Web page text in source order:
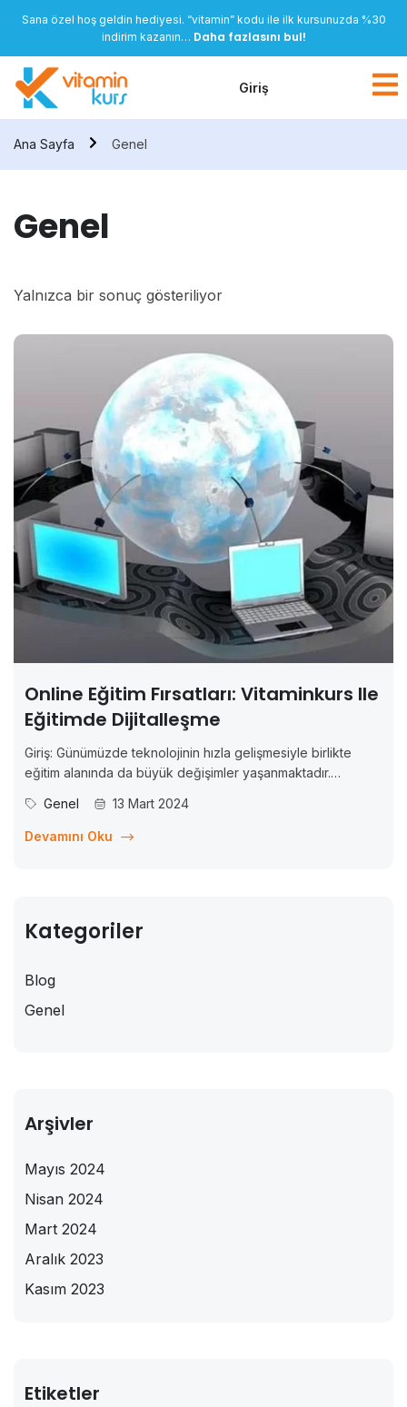
Sana özel hoş geldin hediyesi. “vitamin” kodu ile ilk kursunuzda %30
indirim kazanın… Daha fazlasını bul!
Giriş
Ana Sayfa Genel
Genel
Yalnızca bir sonuç gösteriliyor
Online Eğitim Fırsatları: Vitaminkurs Ile
Eğitimde Dijitalleşme
Giriş: Günümüzde teknolojinin hızla gelişmesiyle birlikte
eğitim alanında da büyük değişimler yaşanmaktadır.
giderek daha fazla tercih edilen bir öğrenme yöntemi
haline gelmiştir. Bu makalede, online eğitimin önemi ve
Genel 13 Mart 2024
Devamını Oku
Kategoriler
Blog
Genel
Arşivler
Mayıs 2024
Nisan 2024
Mart 2024
Aralık 2023
Kasım 2023
Etiketler